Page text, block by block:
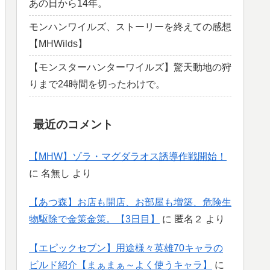
あの日から14年。
モンハンワイルズ、ストーリーを終えての感想
【MHWilds】
【モンスターハンターワイルズ】驚天動地の狩
りまで24時間を切ったわけで。
最近のコメント
【MHW】ゾラ・マグダラオス誘導作戦開始！
に 名無し より
【あつ森】お店も開店、お部屋も増築、危険生
物駆除で金策金策。【3日目】
に 匿名２ より
【エピックセブン】用途様々英雄70キャラの
ビルド紹介【まぁまぁ～よく使うキャラ】
に